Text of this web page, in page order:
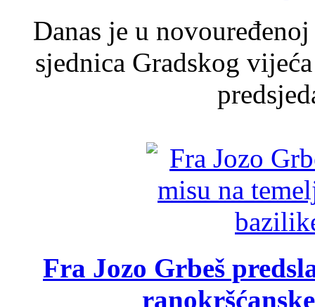
Danas je u
sjednica Gradskog
Fra Jozo Grbeš